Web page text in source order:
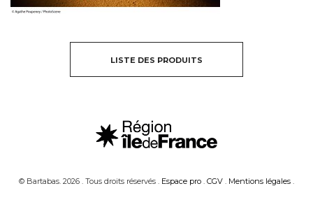
LISTE DES PRODUITS
© Bartabas. 2026 . Tous droits réservés . Espace pro . CGV . Mentions légales .